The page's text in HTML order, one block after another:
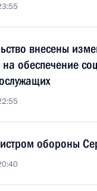
внесены
обеспечение
обороны